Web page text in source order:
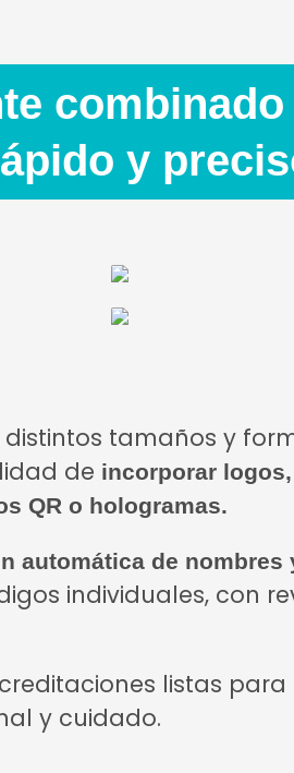
y
distintos tamaños y
de incorporar
QR o hologramas.
automática de
individuales, con
listas
y cuidado.